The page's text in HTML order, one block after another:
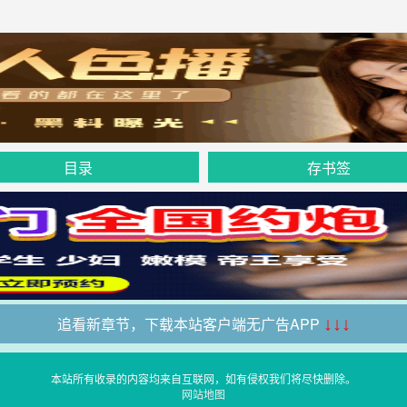
目录 存书签
追看新章节，下载本站客户端无广告APP ↓↓↓
本站所有收录的内容均来自互联网，如有侵权我们将尽快删除。
网站地图